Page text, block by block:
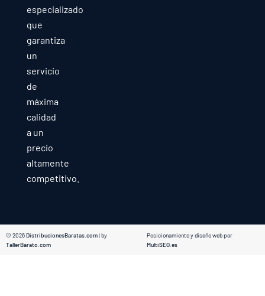
especializado
que
garantiza
un
servicio
de
máxima
calidad
a un
precio
altamente
competitivo.
© 2026DistribucionesBaratas.com| by
TallerBarato.com
Posicionamiento y diseño web por
MultiSEO.es